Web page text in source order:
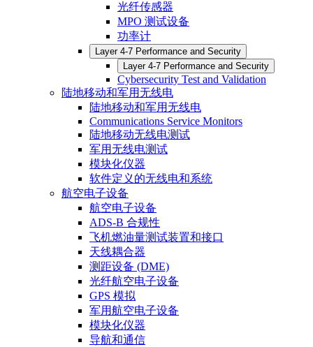
光纤传感器
MPO 测试设备
功率计
Layer 4-7 Performance and Security
Layer 4-7 Performance and Security
Cybersecurity Test and Validation
陆地移动和军用无线电
陆地移动和军用无线电
Communications Service Monitors
陆地移动无线电测试
军用无线电测试
模块化仪器
软件定义的无线电和系统
航空电子设备
航空电子设备
ADS-B 合规性
飞机燃油量测试装置和接口
天线耦合器
测距设备 (DME)
光纤航空电子设备
GPS 模拟
军用航空电子设备
模块化仪器
导航和通信